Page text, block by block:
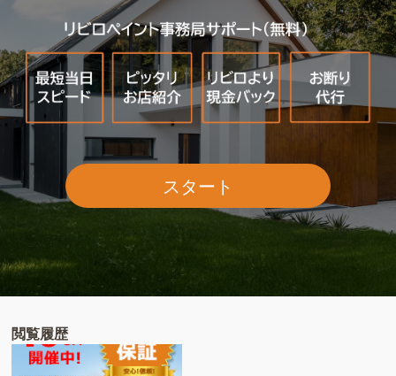
スタート
閲覧履歴